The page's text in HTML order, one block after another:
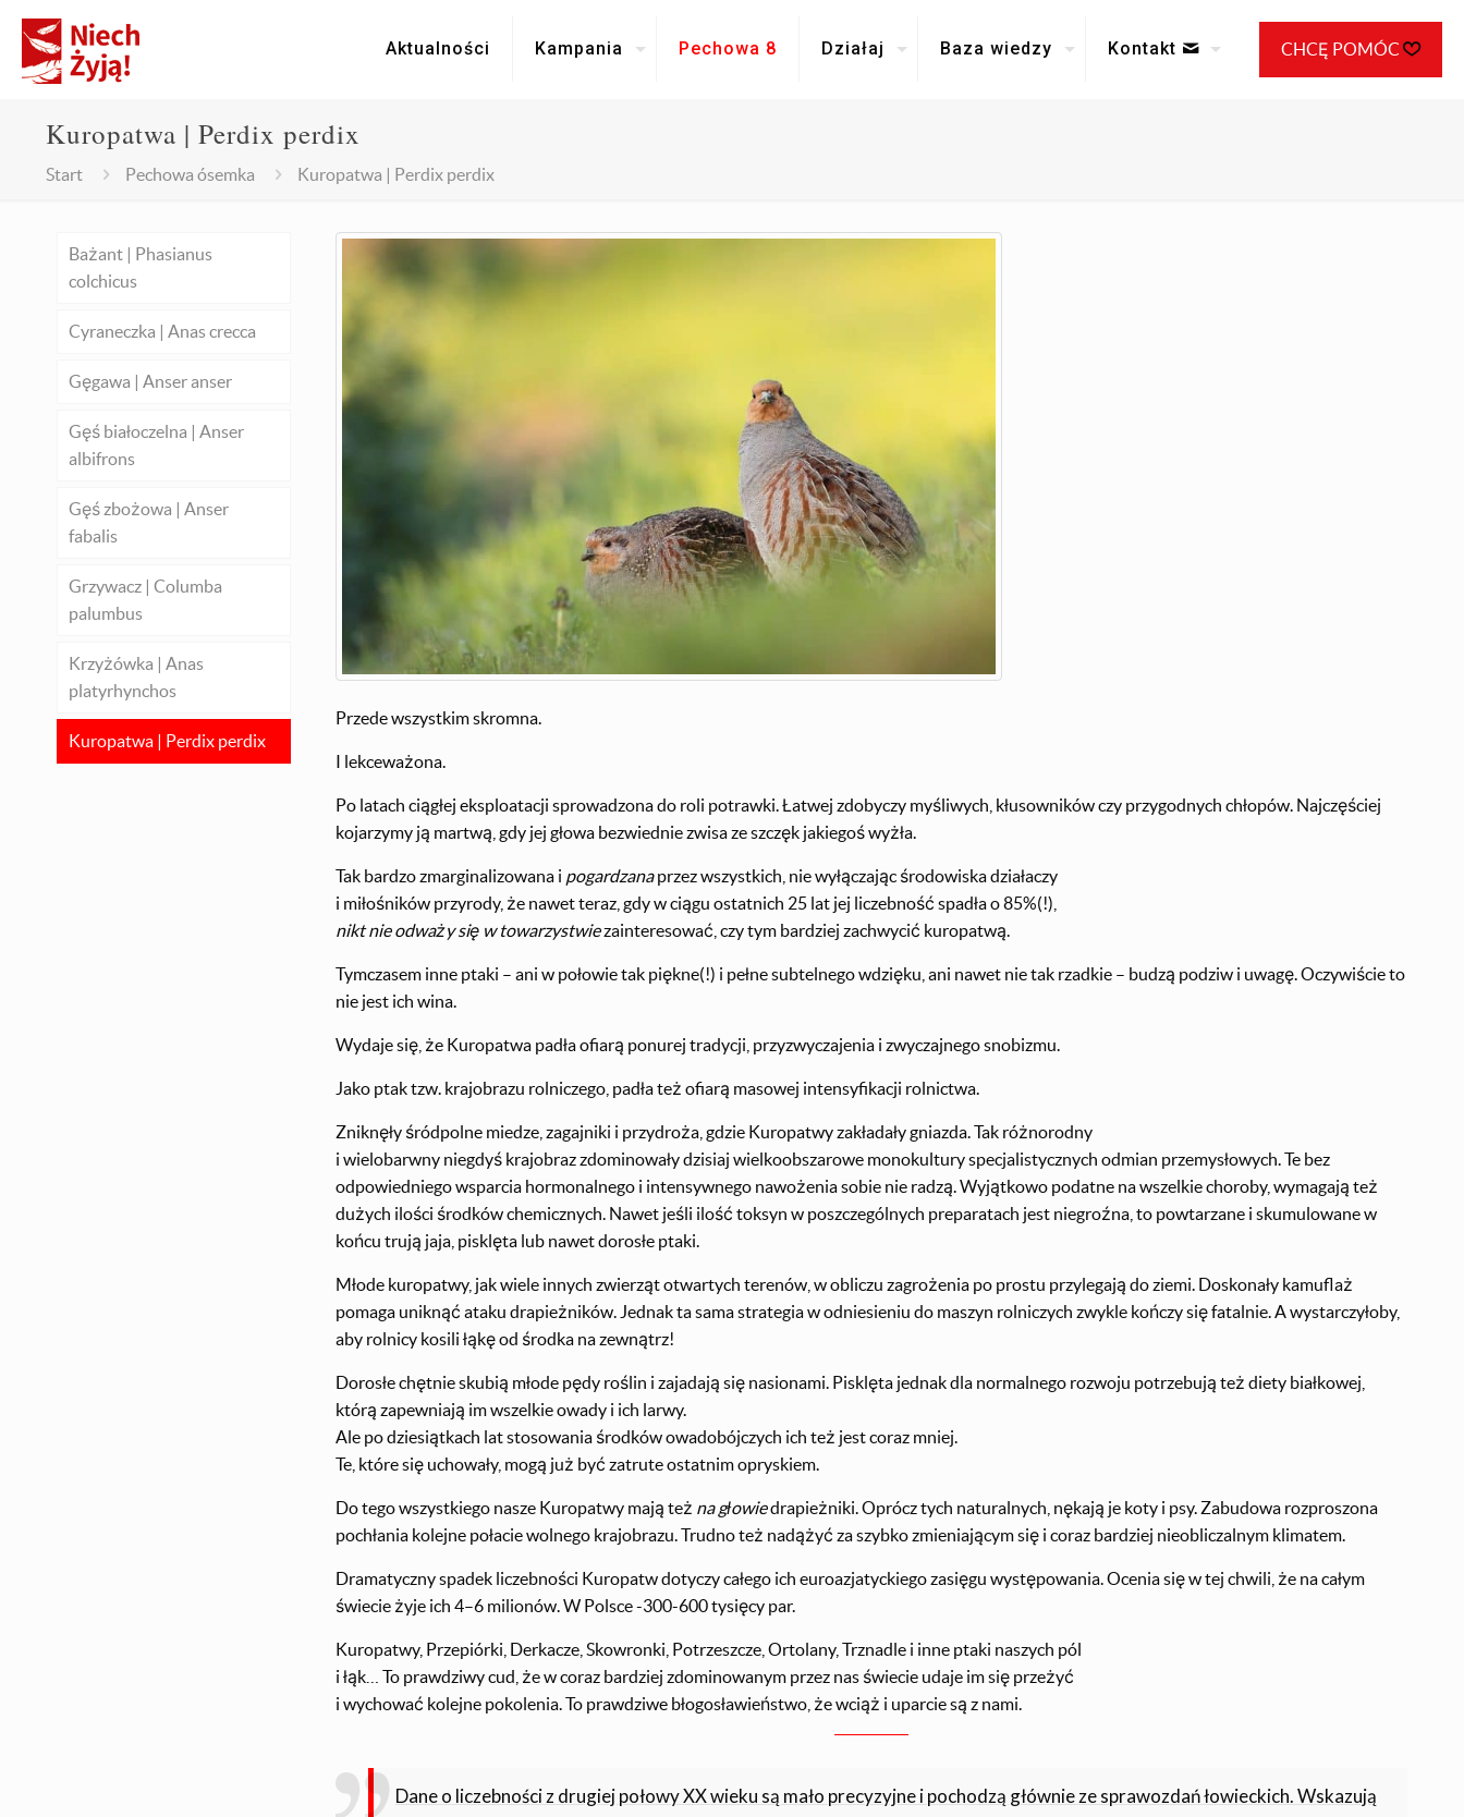
Aktualności Kampania Pechowa 8 Działaj Baza wiedzy Kontakt CHCĘ POMÓC
Kuropatwa | Perdix perdix
Start Pechowa ósemka Kuropatwa | Perdix perdix
Przede wszystkim skromna.
I lekceważona.
Po latach ciągłej eksploatacji sprowadzona do roli potrawki. Łatwej zdobyczy myśliwych, kłusowników czy przygodnych chłopów. Najczęściej
kojarzymy ją martwą, gdy jej głowa bezwiednie zwisa ze szczęk jakiegoś wyżła.
Tak bardzo zmarginalizowana i pogardzanaprzez wszystkich, nie wyłączając środowiska działaczy
i miłośników przyrody, że nawet teraz, gdy w ciągu ostatnich 25 lat jej liczebność spadła o 85%(!),
nikt nie odważy się w towarzystwiezainteresować, czy tym bardziej zachwycić kuropatwą.
Tymczasem inne ptaki – ani w połowie tak piękne(!) i pełne subtelnego wdzięku, ani nawet nie tak rzadkie – budzą podziw i uwagę. Oczywiście to
nie jest ich wina.
Wydaje się, że Kuropatwa padła ofiarą ponurej tradycji, przyzwyczajenia i zwyczajnego snobizmu.
Jako ptak tzw. krajobrazu rolniczego, padła też ofiarą masowej intensyfikacji rolnictwa.
Zniknęły śródpolne miedze, zagajniki i przydroża, gdzie Kuropatwy zakładały gniazda. Tak różnorodny
i wielobarwny niegdyś krajobraz zdominowały dzisiaj wielkoobszarowe monokultury specjalistycznych odmian przemysłowych. Te bez
odpowiedniego wsparcia hormonalnego i intensywnego nawożenia sobie nie radzą. Wyjątkowo podatne na wszelkie choroby, wymagają też
dużych ilości środków chemicznych. Nawet jeśli ilość toksyn w poszczególnych preparatach jest niegroźna, to powtarzane i skumulowane w
końcu trują jaja, pisklęta lub nawet dorosłe ptaki.
Młode kuropatwy, jak wiele innych zwierząt otwartych terenów, w obliczu zagrożenia po prostu przylegają do ziemi. Doskonały kamuflaż
pomaga uniknąć ataku drapieżników. Jednak ta sama strategia w odniesieniu do maszyn rolniczych zwykle kończy się fatalnie. A wystarczyłoby,
aby rolnicy kosili łąkę od środka na zewnątrz!
Dorosłe chętnie skubią młode pędy roślin i zajadają się nasionami. Pisklęta jednak dla normalnego rozwoju potrzebują też diety białkowej,
którą zapewniają im wszelkie owady i ich larwy.
Ale po dziesiątkach lat stosowania środków owadobójczych ich też jest coraz mniej.
Te, które się uchowały, mogą już być zatrute ostatnim opryskiem.
Do tego wszystkiego nasze Kuropatwy mają też na głowiedrapieżniki. Oprócz tych naturalnych, nękają je koty i psy. Zabudowa rozproszona
pochłania kolejne połacie wolnego krajobrazu. Trudno też nadążyć za szybko zmieniającym się i coraz bardziej nieobliczalnym klimatem.
Dramatyczny spadek liczebności Kuropatw dotyczy całego ich euroazjatyckiego zasięgu występowania. Ocenia się w tej chwili, że na całym
świecie żyje ich 4–6 milionów. W Polsce -300-600 tysięcy par.
Kuropatwy, Przepiórki, Derkacze, Skowronki, Potrzeszcze, Ortolany, Trznadle i inne ptaki naszych pól
i łąk… To prawdziwy cud, że w coraz bardziej zdominowanym przez nas świecie udaje im się przeżyć
i wychować kolejne pokolenia. To prawdziwe błogosławieństwo, że wciąż i uparcie są z nami.
Dane o liczebności z drugiej połowy XX wieku są mało precyzyjne i pochodzą głównie ze sprawozdań łowieckich. Wskazują
Bażant | Phasianus
colchicus
Cyraneczka | Anas crecca
Gęgawa | Anser anser
Gęś białoczelna | Anser
albifrons
Gęś zbożowa | Anser
fabalis
Grzywacz | Columba
palumbus
Krzyżówka | Anas
platyrhynchos
Kuropatwa | Perdix perdix